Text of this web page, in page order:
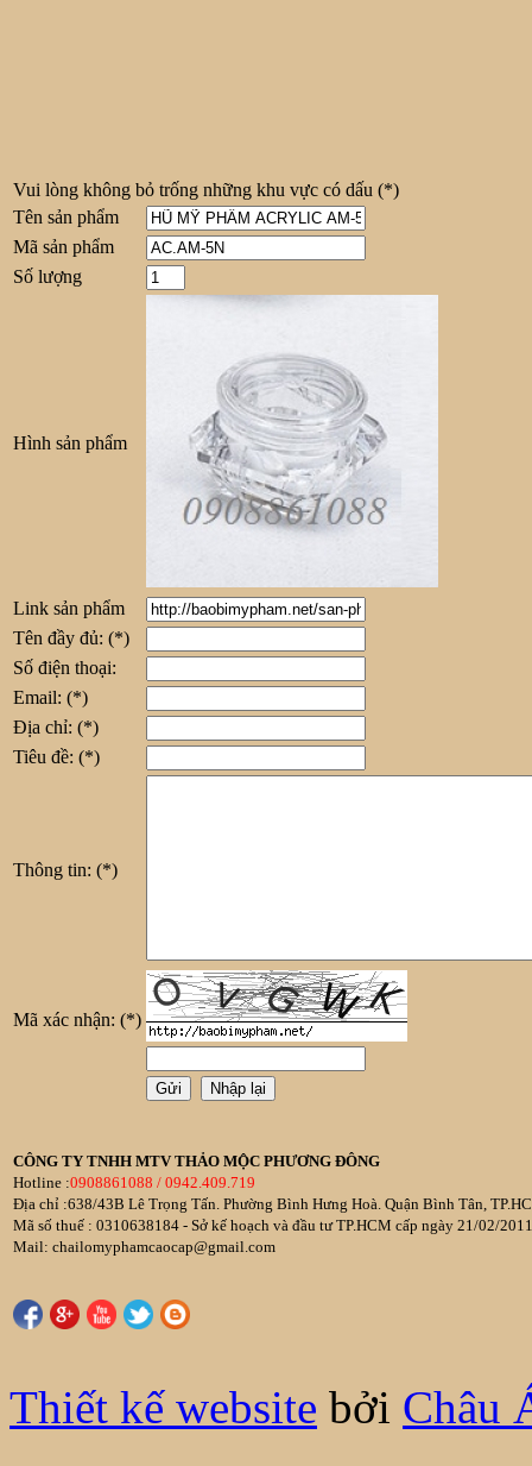
Vui lòng không bỏ trống những khu vực có dấu (*)
Tên sản phẩm
Mã sản phẩm
Số lượng
Hình sản phẩm
Link sản phẩm
Tên đầy đủ: (*)
Số điện thoại:
Email: (*)
Địa chỉ: (*)
Tiêu đề: (*)
Thông tin: (*)
Mã xác nhận: (*)
CÔNG TY TNHH MTV THẢO MỘC PHƯƠNG ĐÔNG
Hotline :0908861088 / 0942.409.719
Địa chỉ :638/43B Lê Trọng Tấn. Phường Bình Hưng Hoà. Quận Bình Tân,
Mã số thuế : 0310638184 - Sở kế hoạch và đầu tư TP.HCM cấp ngày 21/02/
Mail: chailomyphamcaocap@gmail.com
Thiết kế website bởi Châu